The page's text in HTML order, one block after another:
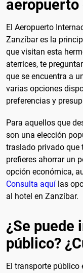
aeropuerto
El Aeropuerto
Zanzíbar es la
que visitan esta
aterrices, te
que se encuentra a
varias opciones
preferencias y
Para aquellos que
son una elección
traslado privado que
prefieres ahorrar un
opción económica,
Consulta aquí las
al hotel en Zanzíbar.
¿Se puede
público?
El transporte